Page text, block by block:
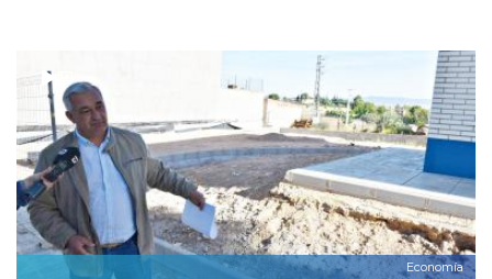
Economía